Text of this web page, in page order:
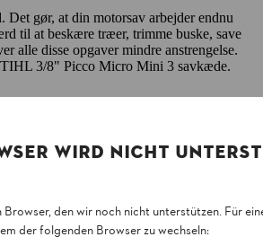
gør, at din motorsav arbejder endnu
til at beskære træer, trimme buske, save
alle disse opgaver mindre anstrengelse.
3/8" Picco Micro Mini 3 savkæde.
WIRD NICHT
Browser, den wir noch nicht unterstützen. Für
der folgenden Browser zu wechseln: